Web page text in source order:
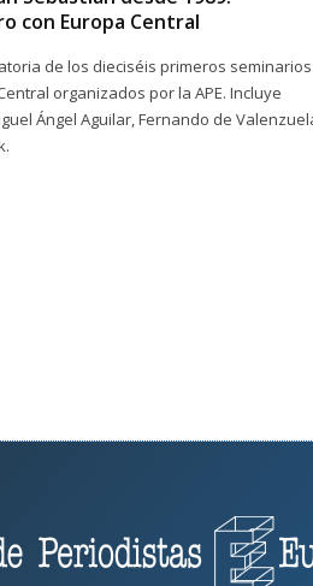
con Europa Central
de los dieciséis primeros seminarios
organizados por la APE. Incluye
Ángel Aguilar, Fernando de